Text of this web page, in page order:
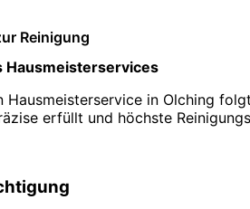
Reinigung
Hausmeisterservices
Hausmeisterservice in Olching
erfüllt und höchste